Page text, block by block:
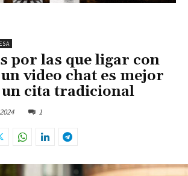
por las que ligar con
video chat es mejor
un cita tradicional
1